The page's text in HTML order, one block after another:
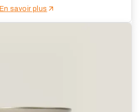
En savoir plus